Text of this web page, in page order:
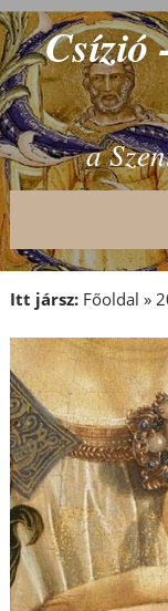
Csízió
a
Itt jársz: Főoldal »